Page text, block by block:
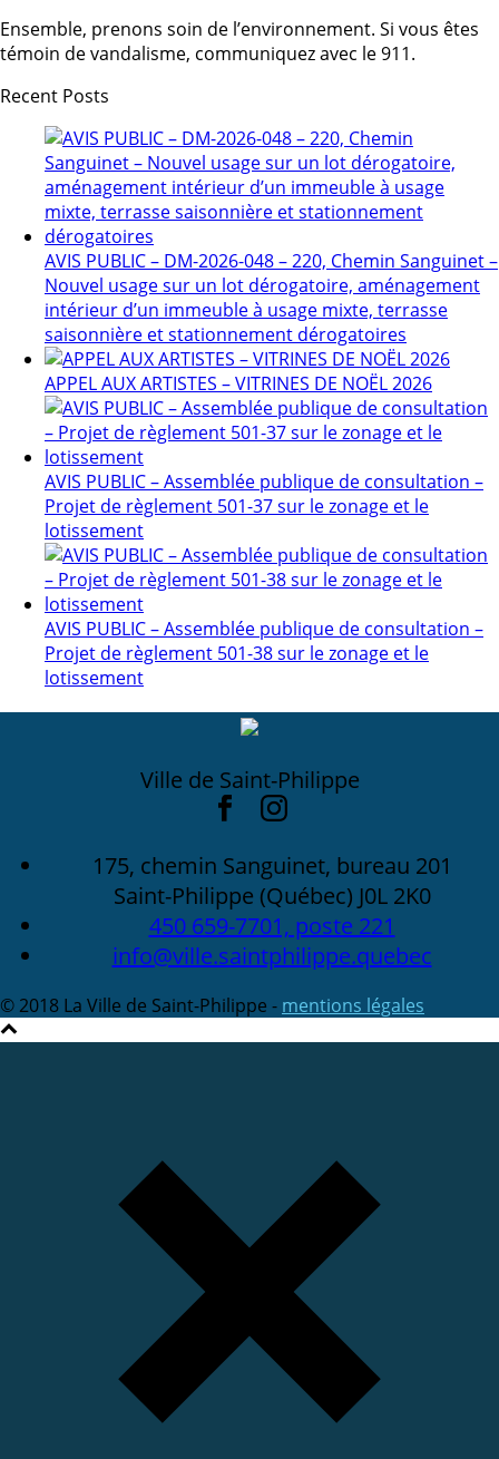
Ensemble, prenons soin de l’environnement. Si vous êtes
témoin de vandalisme, communiquez avec le 911.
Recent Posts
AVIS PUBLIC – DM-2026-048 – 220, Chemin Sanguinet –
Nouvel usage sur un lot dérogatoire, aménagement
intérieur d’un immeuble à usage mixte, terrasse
saisonnière et stationnement dérogatoires
APPEL AUX ARTISTES – VITRINES DE NOËL 2026
AVIS PUBLIC – Assemblée publique de consultation –
Projet de règlement 501-37 sur le zonage et le
lotissement
AVIS PUBLIC – Assemblée publique de consultation –
Projet de règlement 501-38 sur le zonage et le
lotissement
Ville de Saint-Philippe
175, chemin Sanguinet, bureau 201
Saint-Philippe (Québec) J0L 2K0
450 659-7701, poste 221
info@ville.saintphilippe.quebec
© 2018 La Ville de Saint-Philippe - mentions légales